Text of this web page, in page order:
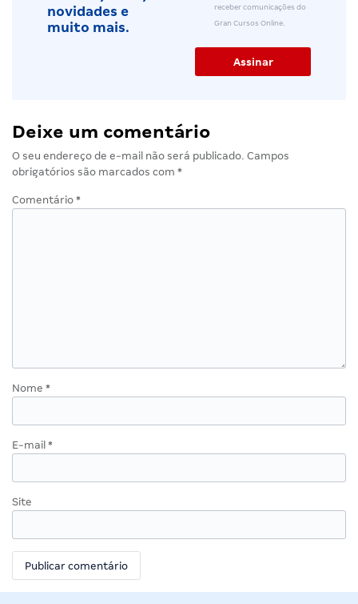
novidades e
muito mais.
receber comunicações do
Gran Cursos Online.
Deixe um comentário
O seu endereço de e-mail não será publicado. Campos
obrigatórios são marcados com *
Comentário *
Nome *
E-mail *
Site